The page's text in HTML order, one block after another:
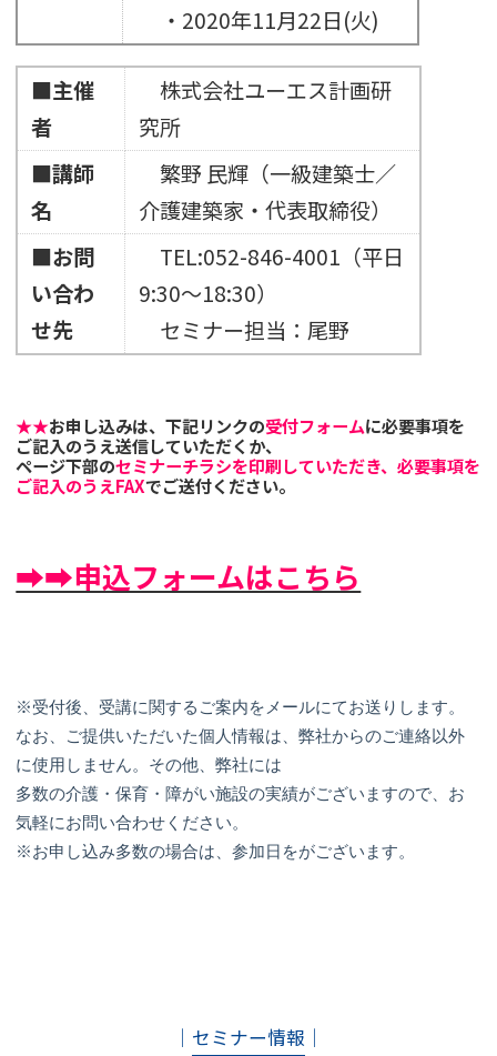
・2020年11月22日(火)
■主催
者
株式会社ユーエス計画研
究所
■講師
名
繁野 民輝（一級建築士／
介護建築家・代表取締役）
■お問
い合わ
せ先
TEL:052-846-4001（平日
9:30〜18:30）
セミナー担当：尾野
★★お申し込みは、下記リンクの受付フォームに必要事項を
ご記入のうえ送信していただくか、
ページ下部のセミナーチラシを印刷していただき、必要事項を
ご記入のうえFAXでご送付ください。
➡➡申込フォームはこちら
※受付後、受講に関するご案内をメールにてお送りします。
なお、ご提供いただいた個人情報は、弊社からのご連絡以外
に使用しません。その他、弊社には
多数の介護・保育・障がい施設の実績がございますので、お
気軽にお問い合わせください。
※お申し込み多数の場合は、参加日をがございます。
│ セミナー情報 │